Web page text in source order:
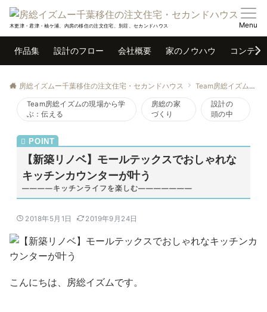
木更津・君津・袖ケ浦、内房の移住の注文住宅、別荘、セカンドハウス Menu
作品集 設計のフロー 会社概要 家のノウハウ コンテナ
房総イズムー千葉移住の注文住宅・セカンドハウス Team房総イズムの現場から学ぶ：伝える
Team房総イズムの現場から学
ぶ：伝える
房総の家
づくり
設計の
頭の中
【新築リノベ】モールテックスでおしゃれな
キッチンカウンターが叶う
――――キッチンライフを楽しむ―――――――
2018年5月1日 2019年9月24日
こんにちは、房総イズムです。